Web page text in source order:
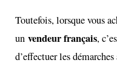
Toutefois, lorsque vous
unvendeur français,
d’effectuer les